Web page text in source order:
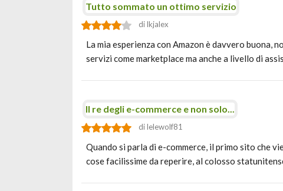
Tutto sommato un ottimo servizio
di lkjalex
La mia esperienza con Amazon è davvero
servizi come marketplace ma anche a livello di
Il re degli e-commerce e non solo...
di lelewolf81
Quando si parla di e-commerce, il primo sito che
cose facilissime da reperire, al colosso